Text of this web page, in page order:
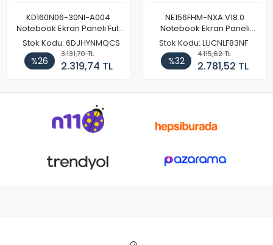
KD160N06-30NI-A004
Notebook Ekran Paneli Full
HD
Stok Kodu: 6DJHYNMQCS
%26
3.131,70 TL
2.319,74 TL
NE156FHM-NXA V18.0
Notebook Ekran Paneli
144Hz
Stok Kodu: LUCNLF83NF
%32
4.115,62 TL
2.781,52 TL